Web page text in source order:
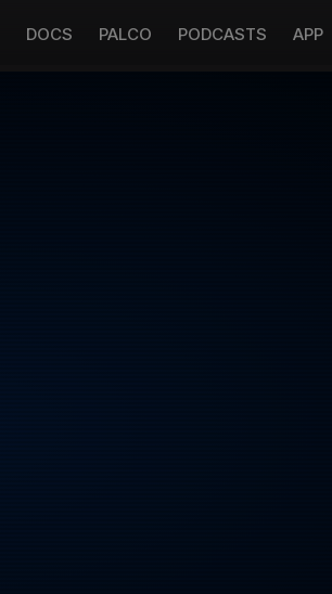
DOCS PALCO PODCASTS APP